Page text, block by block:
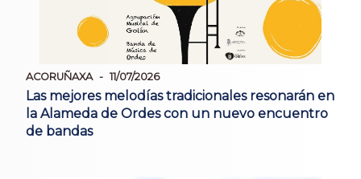
ACORUÑAXA 11/07/2026
Las mejores melodías tradicionales resonarán en
la Alameda de Ordes con un nuevo encuentro
de bandas